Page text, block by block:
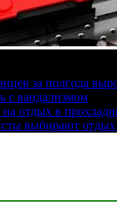
за полгода
с вандализмом
отдых в
выбирают